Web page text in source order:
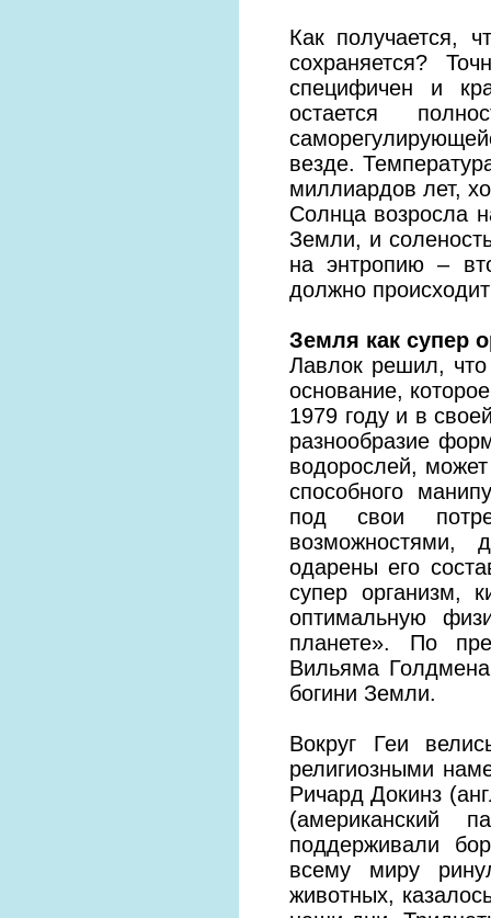
Как получается,
сохраняется?
специфичен и
остается
везде.
миллиардов лет,
Солнца возросла
Земли, и
на энтропию –
должно
Земля как супер
Лавлок решил, что
основание,
1979 году и в
разнообразие
водорослей,
способного
под свои
возможностями,
одарены его
супер организм,
оптимальную
планете». По
Вильяма
богини Земли.
Вокруг Геи
религиозными
Ричард Докинз
(американский
поддерживали
всему миру
животных,